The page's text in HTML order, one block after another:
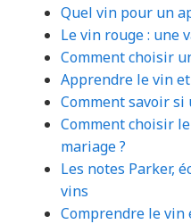
Quel vin pour un
Le vin rouge : une
Comment choisir
Apprendre le vin
Comment savoir si
Comment choisir
mariage ?
Les notes Parker,
vins
Comprendre le vin